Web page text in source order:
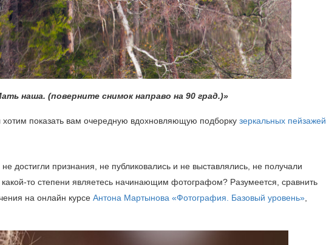
наша. (поверните снимок направо на 90 град.)»
показать вам очередную вдохновляющую подборку зеркальных пейзажей
достигли признания, не публиковались и не выставлялись, не получали
какой-то степени являетесь начинающим фотографом? Разумеется, сравнить
на онлайн курсе Антона Мартынова «Фотография. Базовый уровень»